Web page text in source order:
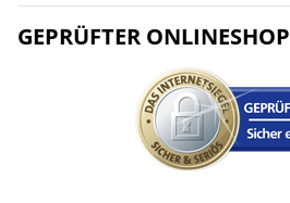
GEPRÜFTER ONLINESHOP